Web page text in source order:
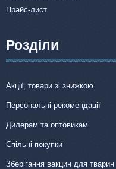
Прайс-лист
Розділи
Акції, товари зі знижкою
Персональні рекомендації
Дилерам та оптовикам
Спільні покупки
Зберігання вакцин для тварин